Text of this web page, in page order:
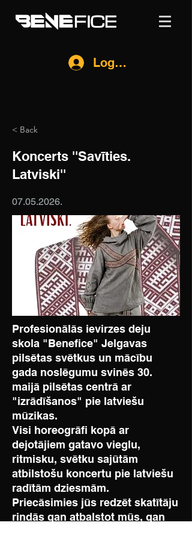
Log In
< Back
Koncerts ''Savīties.
Latviski''
07.05.2026.
Profesionālās ievirzes deju
skola "Benefice" Jelgavas
pilsētas svētkus un mācību
gada noslēgumu svinēs 30.
maijā pilsētas centrā ar
"izrādīšanos" pie latviešu
mūzikas.
Visi horeogrāfi kopā ar
dejotājiem gatavo vieglu,
ritmisku, svētku sajūtām
atbilstošu koncertu pie latviešu
radītām dziesmām.
Priecāsimies jūs redzēt skatītāju
rindās gan atbalstot mūs, gan